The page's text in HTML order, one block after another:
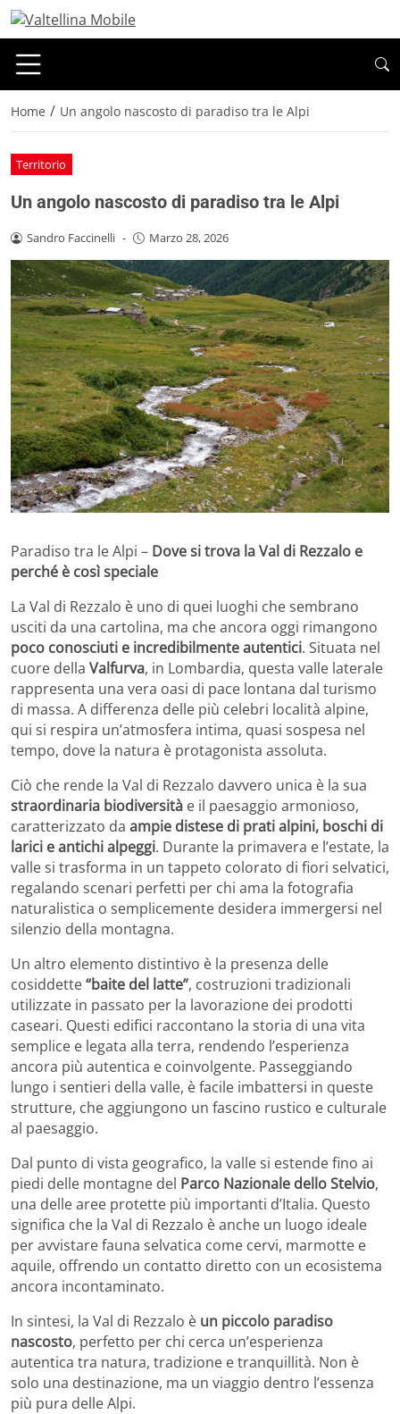
Home / Un angolo nascosto di paradiso tra le Alpi
Territorio
Un angolo nascosto di paradiso tra le Alpi
Sandro Faccinelli - Marzo 28, 2026
Paradiso tra le Alpi – Dove si trova la Val di Rezzalo e
perché è così speciale
La Val di Rezzalo è uno di quei luoghi che sembrano
usciti da una cartolina, ma che ancora oggi rimangono
poco conosciuti e incredibilmente autentici. Situata nel
cuore della Valfurva, in Lombardia, questa valle laterale
rappresenta una vera oasi di pace lontana dal turismo
di massa. A differenza delle più celebri località alpine,
qui si respira un’atmosfera intima, quasi sospesa nel
tempo, dove la natura è protagonista assoluta.
Ciò che rende la Val di Rezzalo davvero unica è la sua
straordinaria biodiversità e il paesaggio armonioso,
caratterizzato da ampie distese di prati alpini, boschi di
larici e antichi alpeggi. Durante la primavera e l’estate, la
valle si trasforma in un tappeto colorato di fiori selvatici,
regalando scenari perfetti per chi ama la fotografia
naturalistica o semplicemente desidera immergersi nel
silenzio della montagna.
Un altro elemento distintivo è la presenza delle
cosiddette“baite del latte”, costruzioni tradizionali
utilizzate in passato per la lavorazione dei prodotti
caseari. Questi edifici raccontano la storia di una vita
semplice e legata alla terra, rendendo l’esperienza
ancora più autentica e coinvolgente. Passeggiando
lungo i sentieri della valle, è facile imbattersi in queste
strutture, che aggiungono un fascino rustico e culturale
al paesaggio.
Dal punto di vista geografico, la valle si estende fino ai
piedi delle montagne del Parco Nazionale dello Stelvio,
una delle aree protette più importanti d’Italia. Questo
significa che la Val di Rezzalo è anche un luogo ideale
per avvistare fauna selvatica come cervi, marmotte e
aquile, offrendo un contatto diretto con un ecosistema
ancora incontaminato.
In sintesi, la Val di Rezzalo è un piccolo paradiso
nascosto, perfetto per chi cerca un’esperienza
autentica tra natura, tradizione e tranquillità. Non è
solo una destinazione, ma un viaggio dentro l’essenza
più pura delle Alpi.